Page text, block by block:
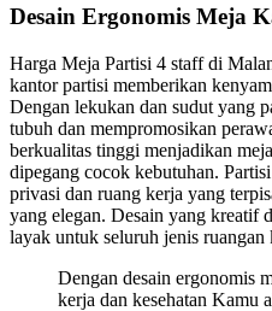
Desain Ergonomis Meja
Harga Meja Partisi 4 staff di
kantor partisi memberikan
Dengan lekukan dan sudut yang
tubuh dan mempromosikan
berkualitas tinggi menjadikan
dipegang cocok kebutuhan.
privasi dan ruang kerja yang
yang elegan. Desain yang kreatif
layak untuk seluruh jenis ruangan
Dengan desain ergonomis
kerja dan kesehatan Kamu